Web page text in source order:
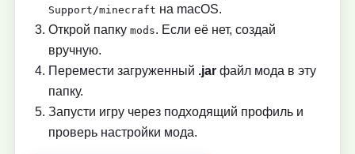
Support/minecraft на macOS.
Открой папку mods. Если её нет, создай
вручную.
Перемести загруженный .jar файл мода в эту
папку.
Запусти игру через подходящий профиль и
проверь настройки мода.